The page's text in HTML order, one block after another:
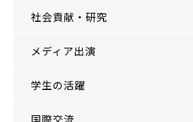
社会貢献・研究
メディア出演
学生の活躍
国際交流